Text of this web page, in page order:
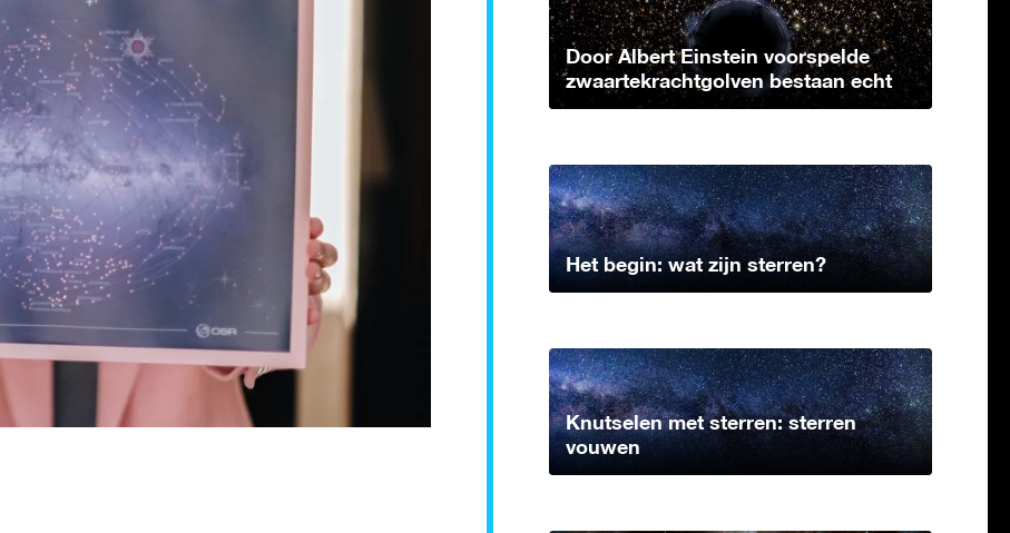
Door Albert Einstein voorspelde
zwaartekrachtgolven bestaan echt
Het begin: wat zijn sterren?
Knutselen met sterren: sterren
vouwen